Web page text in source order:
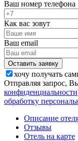
Ваш номер телефона
Как вас зовут
Ваш email
хочу получать
Отправляя запрос,
конфиденциальности
обработку
Описание
Отзывы
Отель на карте